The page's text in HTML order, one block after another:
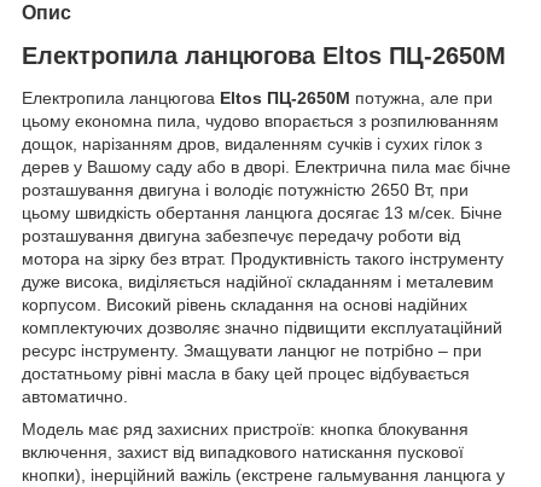
Опис
Електропила ланцюгова Eltos ПЦ-2650М
Електропила ланцюгова Eltos ПЦ-2650М потужна, але при
цьому економна пила, чудово впорається з розпилюванням
дощок, нарізанням дров, видаленням сучків і сухих гілок з
дерев у Вашому саду або в дворі. Електрична пила має бічне
розташування двигуна і володіє потужністю 2650 Вт, при
цьому швидкість обертання ланцюга досягає 13 м/сек. Бічне
розташування двигуна забезпечує передачу роботи від
мотора на зірку без втрат. Продуктивність такого інструменту
дуже висока, виділяється надійної складанням і металевим
корпусом. Високий рівень складання на основі надійних
комплектуючих дозволяє значно підвищити експлуатаційний
ресурс інструменту. Змащувати ланцюг не потрібно – при
достатньому рівні масла в баку цей процес відбувається
автоматично.
Модель має ряд захисних пристроїв: кнопка блокування
включення, захист від випадкового натискання пускової
кнопки), інерційний важіль (екстрене гальмування ланцюга у